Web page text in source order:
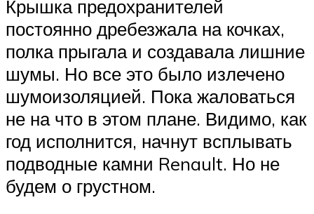
Крышка предохранителей
постоянно дребезжала на кочках,
полка прыгала и создавала лишние
шумы. Но все это было излечено
шумоизоляцией. Пока жаловаться
не на что в этом плане. Видимо, как
год исполнится, начнут всплывать
подводные камни Renault. Но не
будем о грустном.